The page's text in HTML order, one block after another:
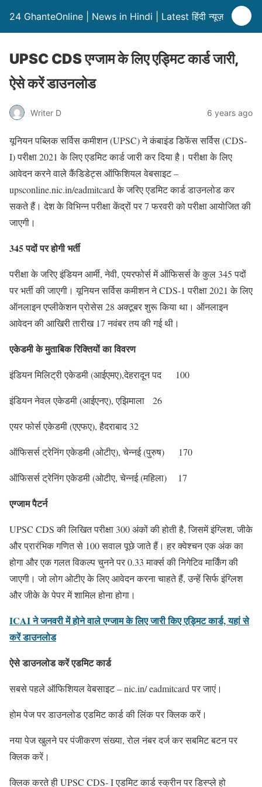
24 GhanteOnline | News in Hindi | Latest हिंदी न्यूज़
UPSC CDS एग्जाम के लिए एड्मिट कार्ड जारी,
ऐसे करें डाउनलोड
Writer D 6 years ago
यूनियन पब्लिक सर्विस कमीशन (UPSC) ने कंबाइंड डिफेंस सर्विस (CDS-
I) परीक्षा 2021 के लिए एडमिट कार्ड जारी कर दिया है। परीक्षा के लिए
आवेदन करने वाले कैंडिडेट्स ऑफिशियल वेबसाइट –
upsconline.nic.in/eadmitcard के जरिए एडमिट कार्ड डाउनलोड कर
सकते हैं। देश के विभिन्न परीक्षा केंद्रों पर 7 फरवरी को परीक्षा आयोजित की
जाएगी।
345 पदों पर होगी भर्ती
परीक्षा के जरिए इंडियन आर्मी, नेवी, एयरफोर्स में ऑफिसर्स के कुल 345 पदों
पर भर्ती की जाएगी। यूनियन सर्विस कमीशन ने CDS-1 परीक्षा 2021 के लिए
ऑनलाइन एप्लीकेशन प्रोसेस 28 अक्टूबर शुरू किया था। ऑनलाइन
आवेदन की आखिरी तारीख 17 नवंबर तय की गई थी।
एकेडमी के मुताबिक रिक्तियों का विवरण
इंडियन मिलिट्री एकेडमी (आईएमए),देहरादून पद 100
इंडियन नेवल एकेडमी (आईएनए), एझिमाला 26
एयर फोर्स एकेडमी (एएफए), हैदराबाद 32
ऑफिसर्स ट्रेनिंग एकेडमी (ओटीए), चेन्नई (पुरुष) 170
ऑफिसर्स ट्रेनिंग एकेडमी (ओटीए, चेन्नई (महिला) 17
एग्जाम पैटर्न
UPSC CDS की लिखित परीक्षा 300 अंकों की होती है, जिसमें इंग्लिश, जीके
और प्रारंभिक गणित से 100 सवाल पूछे जाते हैं। हर क्वेश्चन एक अंक का
होगा और एक गलत विकल्प चुनने पर 0.33 मार्क्स की निगेटिव मार्किंग की
जाएगी। जो लोग ओटीए के लिए आवेदन करना चाहते हैं, उन्हें सिर्फ इंग्लिश
और जीके के पेपर में शामिल होना होगा।
ICAI ने जनवरी में होने वाले एग्जाम के लिए जारी किए एड्मिट कार्ड, यहां से
करें डाउनलोड
ऐसे डाउनलोड करें एडमिट कार्ड
सबसे पहले ऑफिशियल वेबसाइट – nic.in/ eadmitcard पर जाएं।
होम पेज पर डाउनलोड एडमिट कार्ड की लिंक पर क्लिक करें।
नया पेज खुलने पर पंजीकरण संख्या, रोल नंबर दर्ज कर सबमिट बटन पर
क्लिक करें।
क्लिक करते ही UPSC CDS- I एडमिट कार्ड स्क्रीन पर डिस्प्ले हो